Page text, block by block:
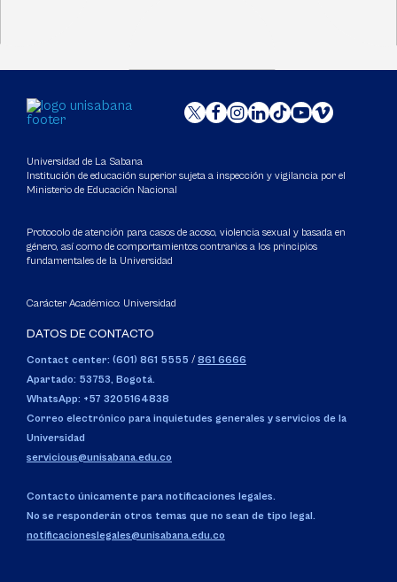
Universidad de La Sabana
Institución de educación superior sujeta a inspección y vigilancia por el
Ministerio de Educación Nacional
Protocolo de atención para casos de acoso, violencia sexual y basada en
género, así como de comportamientos contrarios a los principios
fundamentales de la Universidad
Carácter Académico: Universidad
DATOS DE CONTACTO
Contact center: (601) 861 5555 / 861 6666
Apartado: 53753, Bogotá.
WhatsApp: +57 3205164838
Correo electrónico para inquietudes generales y servicios de la
Universidad
servicious@unisabana.edu.co
Contacto únicamente para notificaciones legales.
No se responderán otros temas que no sean de tipo legal.
notificacioneslegales@unisabana.edu.co